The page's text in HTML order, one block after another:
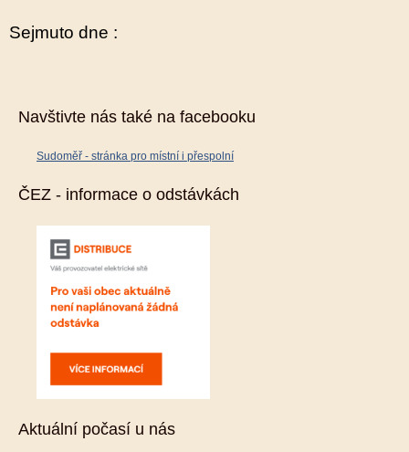
Sejmuto dne :
Navštivte nás také na facebooku
Sudoměř - stránka pro místní i přespolní
ČEZ - informace o odstávkách
Aktuální počasí u nás